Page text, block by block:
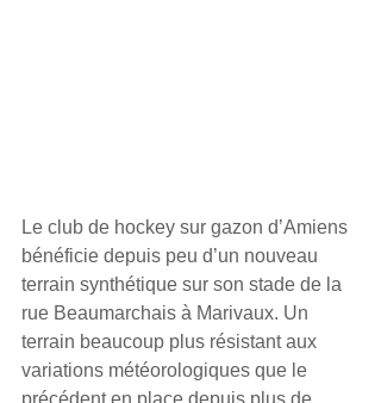
Le club de hockey sur gazon d’Amiens
bénéficie depuis peu d’un nouveau
terrain synthétique sur son stade de la
rue Beaumarchais à Marivaux. Un
terrain beaucoup plus résistant aux
variations météorologiques que le
précédent en place depuis plus de